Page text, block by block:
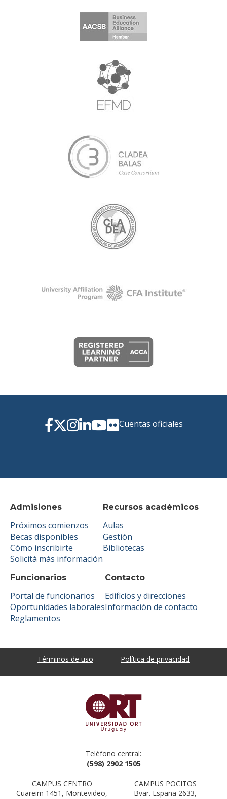
Admisiones
Próximos comienzos
Becas disponibles
Cómo inscribirte
Solicitá más información
Recursos académicos
Aulas
Gestión
Bibliotecas
Funcionarios
Portal de funcionarios
Oportunidades laborales
Reglamentos
Contacto
Edificios y direcciones
Información de contacto
Cuentas oficiales
Términos de uso Política de privacidad
Teléfono central:
(598) 2902 1505
CAMPUS CENTRO
Cuareim 1451, Montevideo,
CAMPUS POCITOS
Bvar. España 2633,